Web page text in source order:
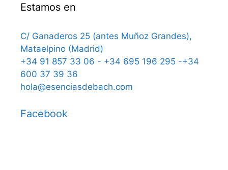
Estamos en
C/ Ganaderos 25 (antes Muñoz Grandes),
Mataelpino (Madrid)
+34 91 857 33 06 - +34 695 196 295 -+34
600 37 39 36
hola@esenciasdebach.com
Facebook